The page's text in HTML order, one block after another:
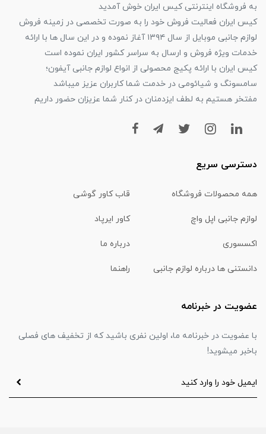
به فروشگاه اینترنتی کیس ایران خوش آمدید
کیس ایران فعالیت فروش خود را به صورت تخصصی در زمینه فروش
لوازم جانبی موبایل از سال ۱۳۹۴ آغاز نموده و در این سال ها با ارائه
خدمات ویژه فروش و ارسال به سراسر کشور ایران نموده است
کیس ایران با ارائه پکیج محصولی از انواع لوازم جانبی آیفون؛
سامسونگ و شیائومی در خدمت شما کاربران عزیز میباشد
مفتخر هستیم به لطف ایزدمنان در کنار شما عزیزان حضور داریم
دسترسی سریع
همه محصولات فروشگاه قاب کاور گوشی
لوازم جانبی اپل واچ کاور ایرپاد
اکسسوری درباره ما
دانستنی ها درباره لوازم جانبی راهنما
عضویت در خبرنامه
با عضویت در خبرنامه ما، اولین نفری باشید که از تخفیف های فصلی
باخبر میشوید!